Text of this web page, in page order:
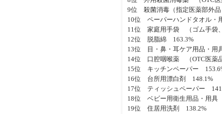
9位 殺菌消毒（指定医薬部外
10位 ペーパーハンドタオル・
11位 家庭用手袋 （ゴム手袋
12位 脱脂綿 163.3%
13位 目・鼻・耳ケア用品・用
14位 口腔咽喉薬 （OTC医薬
15位 キッチンペーパー
16位 台所用漂白剤 148.1%
17位 ティッシュペーパー
18位 ベビー用衛生用品・用具
19位 住居用洗剤 138.2%